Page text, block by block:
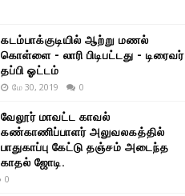
கடம்பாக்குடியில் ஆற்று மணல்
கொள்ளை - லாரி பிடிபட்டது - டிரைவர்
தப்பி ஓட்டம்
மே 30, 2019 0
வேலூர் மாவட்ட காவல்
கண்காணிப்பாளர் அலுவலகத்தில்
பாதுகாப்பு கேட்டு தஞ்சம் அடைந்த
காதல் ஜோடி.
0